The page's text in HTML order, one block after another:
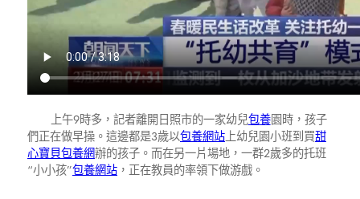
上午9時多，記者離開日照市的一家幼兒包養園時，孩子
們正在做早操。這邊都是3歲以包養網站 上幼兒園小班到買甜
心寶貝包養網辦的孩子。而在另一片場地，一群2歲多的托班
“小小孩”包養網站 ，正在教員的率領下做游戲。